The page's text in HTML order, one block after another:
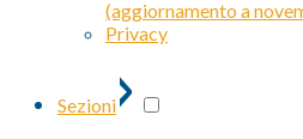
(aggiornamento a
Privacy
Sezioni›